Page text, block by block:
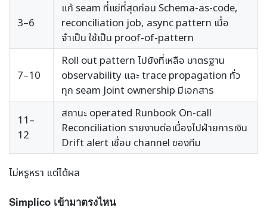
3–6
แก้ seam ที่แย่ที่สุดก่อน Schema-as-code,
reconciliation job, async pattern เมื่อ
จำเป็น ใช้เป็น proof-of-pattern
7–10
Roll out pattern ไปยังที่เหลือ มาตรฐาน
observability และ trace propagation ทั่ว
ทุก seam Joint ownership มีเอกสาร
11–
12
สถานะ operated Runbook On-call
Reconciliation รายงานต่อเนื่องไปฝ่ายการเงิน
Drift alert เชื่อม channel ของทีม
ไม่หรูหรา แต่ได้ผล
Simplico เข้ามาตรงไหน